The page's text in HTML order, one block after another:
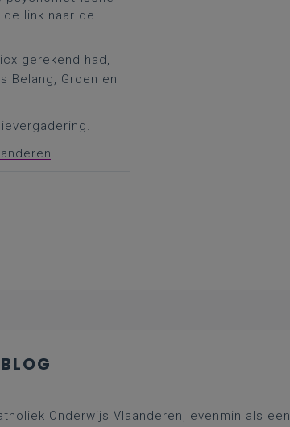
link naar de
gerekend had,
Belang, Groen en
.
Onderwijs Vlaanderen, evenmin als een